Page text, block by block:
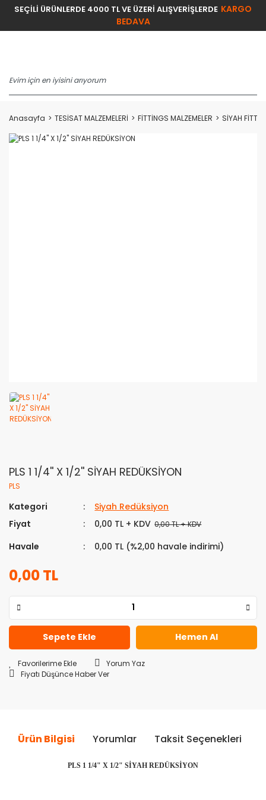
SEÇİLİ ÜRÜNLERDE 4000 TL VE ÜZERİ ALIŞVERİŞLERDE KARGO
BEDAVA
Anasayfa TESİSAT MALZEMELERİ FİTTİNGS MALZEMELER SİYAH
PLS 1 1/4'' X 1/2'' SİYAH REDÜKSİYON
PLS
Kategori
Siyah Redüksiyon
Fiyat
0,00 TL + KDV 0,00 TL + KDV
Havale 0,00 TL (%2,00 havale indirimi)
0,00 TL
Sepete Ekle Hemen Al
Yorum Yaz
Fiyatı Düşünce Haber Ver
Ürün Bilgisi Yorumlar Taksit Seçenekleri
PLS 1 1/4" X 1/2" SİYAH REDÜKSİYON